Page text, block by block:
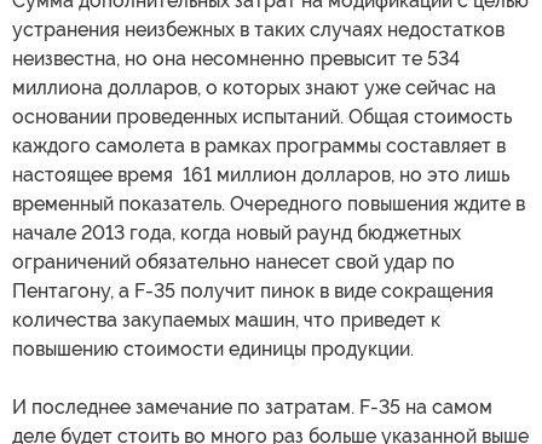
устранения неизбежных в таких случаях недостатков
неизвестна, но она несомненно превысит те 534
миллиона долларов, о которых знают уже сейчас на
основании проведенных испытаний. Общая стоимость
каждого самолета в рамках программы составляет в
настоящее время 161 миллион долларов, но это лишь
временный показатель. Очередного повышения ждите в
начале 2013 года, когда новый раунд бюджетных
ограничений обязательно нанесет свой удар по
Пентагону, а F-35 получит пинок в виде сокращения
количества закупаемых машин, что приведет к
повышению стоимости единицы продукции.
И последнее замечание по затратам. F-35 на самом
деле будет стоить во много раз больше указанной выше